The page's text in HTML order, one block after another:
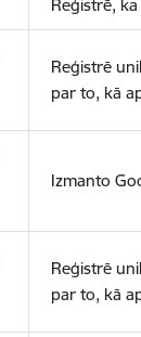
Reģistrē,
Reģistrē
par to, kā
Izmanto
Reģistrē
par to, kā